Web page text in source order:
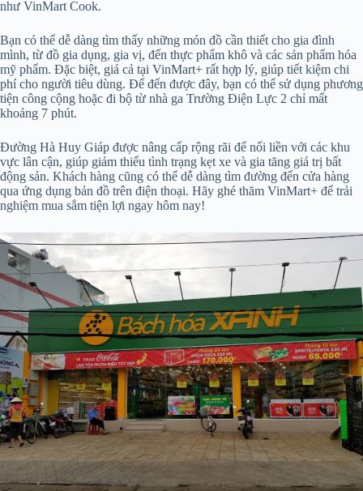
như VinMart Cook.
Bạn có thể dễ dàng tìm thấy những món đồ cần thiết cho gia đình
mình, từ đồ gia dụng, gia vị, đến thực phẩm khô và các sản phẩm hóa
mỹ phẩm. Đặc biệt, giá cả tại VinMart+ rất hợp lý, giúp tiết kiệm chi
phí cho người tiêu dùng. Để đến được đây, bạn có thể sử dụng phương
tiện công cộng hoặc đi bộ từ nhà ga Trường Điện Lực 2 chỉ mất
khoảng 7 phút.
Đường Hà Huy Giáp được nâng cấp rộng rãi để nối liền với các khu
vực lân cận, giúp giảm thiểu tình trạng kẹt xe và gia tăng giá trị bất
động sản. Khách hàng cũng có thể dễ dàng tìm đường đến cửa hàng
qua ứng dụng bản đồ trên điện thoại. Hãy ghé thăm VinMart+ để trải
nghiệm mua sắm tiện lợi ngay hôm nay!